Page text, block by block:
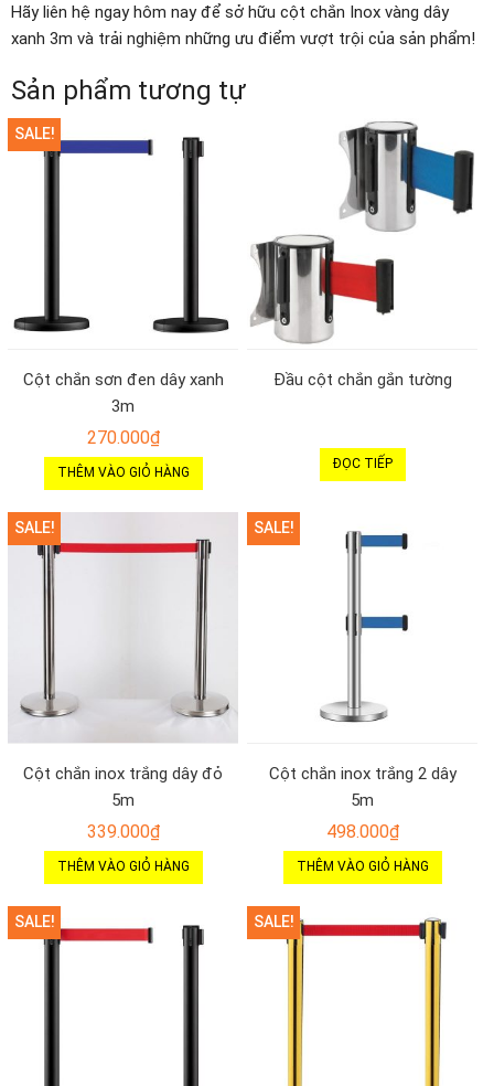
Hãy liên hệ ngay hôm nay để sở hữu cột chắn Inox vàng dây
xanh 3m và trải nghiệm những ưu điểm vượt trội của sản phẩm!
Sản phẩm tương tự
SALE!
Cột chắn sơn đen dây xanh
3m
270.000₫
THÊM VÀO GIỎ HÀNG
Đầu cột chắn gắn tường
ĐỌC TIẾP
SALE!
Cột chắn inox trắng dây đỏ
5m
339.000₫
THÊM VÀO GIỎ HÀNG
SALE!
Cột chắn inox trắng 2 dây
5m
498.000₫
THÊM VÀO GIỎ HÀNG
SALE! SALE!